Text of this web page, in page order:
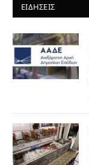
ΕΙΔΉΣΕΙΣ